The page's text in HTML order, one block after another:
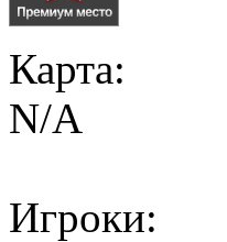
Карта:
N/A
Игроки: